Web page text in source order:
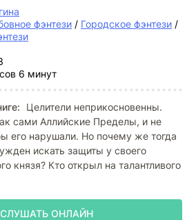
фэнтези / Городское фэнтези /
6 минут
Целители неприкосновенны.
сами Аллийские Пределы, и не
его нарушали. Но почему же тогда
искать защиты у своего
князя? Кто открыл на талантливого
СЛУШАТЬ ОНЛАЙН